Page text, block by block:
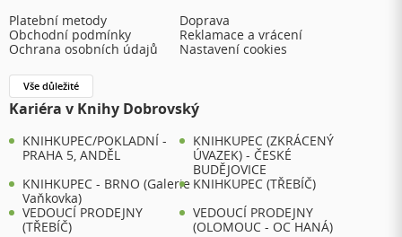
Platební metody
Doprava
Obchodní podmínky
Reklamace a vrácení
Ochrana osobních údajů
Nastavení cookies
Vše důležité
Kariéra v Knihy Dobrovský
KNIHKUPEC/POKLADNÍ -
PRAHA 5, ANDĚL
KNIHKUPEC (ZKRÁCENÝ
ÚVAZEK) - ČESKÉ
BUDĚJOVICE
KNIHKUPEC - BRNO (Galerie
Vaňkovka)
KNIHKUPEC (TŘEBÍČ)
VEDOUCÍ PRODEJNY
(TŘEBÍČ)
VEDOUCÍ PRODEJNY
(OLOMOUC - OC HANÁ)